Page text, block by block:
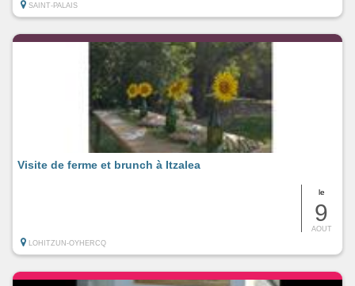
SAINT-PALAIS
le
9
AOUT
Visite de ferme et brunch à Itzalea
LOHITZUN-OYHERCQ